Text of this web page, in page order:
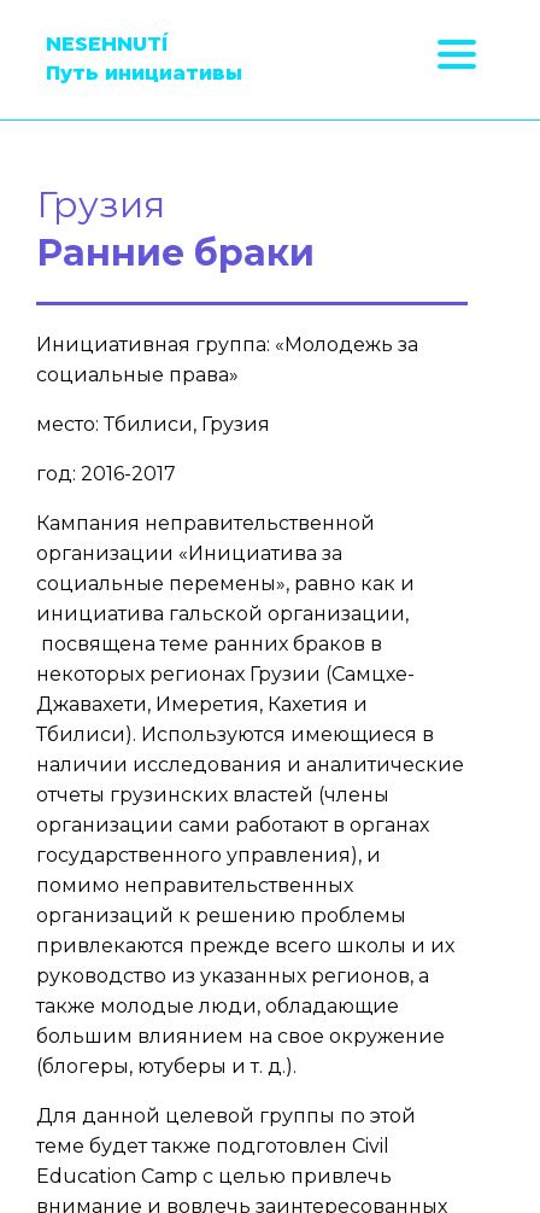
NESEHNUTÍ
Путь инициативы
Грузия
Ранние браки
Инициативная группа: «Молодежь за
социальные права»
место: Тбилиси, Грузия
год: 2016-2017
Кампания неправительственной
организации «Инициатива за
социальные перемены», равно как и
инициатива гальской организации,
посвящена теме ранних браков в
некоторых регионах Грузии (Самцхе-
Джавахети, Имеретия, Кахетия и
Тбилиси). Используются имеющиеся в
наличии исследования и аналитические
отчеты грузинских властей (члены
организации сами работают в органах
государственного управления), и
помимо неправительственных
организаций к решению проблемы
привлекаются прежде всего школы и их
руководство из указанных регионов, а
также молодые люди, обладающие
большим влиянием на свое окружение
(блогеры, ютуберы и т. д.).
Для данной целевой группы по этой
теме будет также подготовлен Civil
Education Camp с целью привлечь
внимание и вовлечь заинтересованных